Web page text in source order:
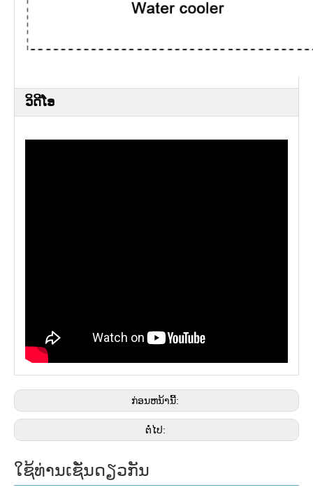
ວິດີໂອ
ກ່ອນຫນ້ານີ້:
ຕໍ່ໄປ:
ໃຊ້ທ່ານເຊັ່ນດຽວກັນ